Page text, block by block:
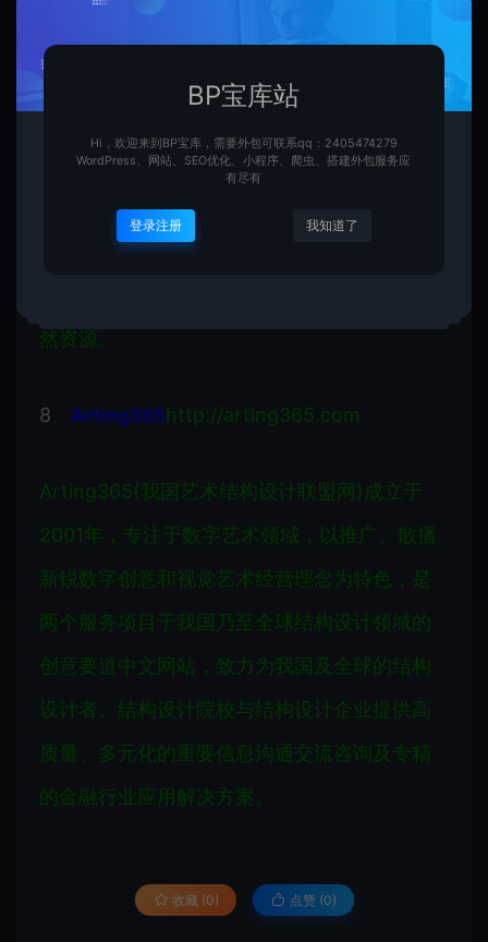
AD110 的使命是整合全球范围的创意、结构设
区域受众人群快乐撷取并从中受益。如今，
AD110 已成为中文创意、结构设计、艺术、广
告人群最受推崇的互联网专精品牌之一，拥有
然资源。
8 Arting365http://arting365.com
Arting365(我国艺术结构设计联盟网)成立于
2001年，专注于数字艺术领域，以推广、散播
新锐数字创意和视觉艺术经营理念为特色，是
两个服务项目于我国乃至全球结构设计领域的
创意要道中文网站，致力为我国及全球的结构
设计者、结构设计院校与结构设计企业提供高
质量、多元化的重要信息沟通交流咨询及专精
的金融行业应用解决方案。
收藏 (0) 点赞 (0)
BP宝库站
Hi，欢迎来到BP宝库，需要外包可联系qq：2405474279
WordPress、网站、SEO优化、小程序、爬虫、搭建外包服务应
有尽有
登录注册 我知道了